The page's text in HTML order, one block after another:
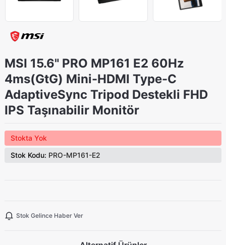
MSI 15.6" PRO MP161 E2 60Hz
4ms(GtG) Mini-HDMI Type-C
AdaptiveSync Tripod Destekli FHD
IPS Taşınabilir Monitör
Stokta Yok
Stok Kodu: PRO-MP161-E2
Stok Gelince Haber Ver